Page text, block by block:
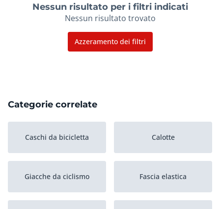
Nessun risultato per i filtri indicati
Nessun risultato trovato
Azzeramento dei filtri
Categorie correlate
Caschi da bicicletta Calotte
Giacche da ciclismo Fascia elastica